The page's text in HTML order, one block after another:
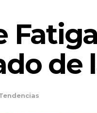
de